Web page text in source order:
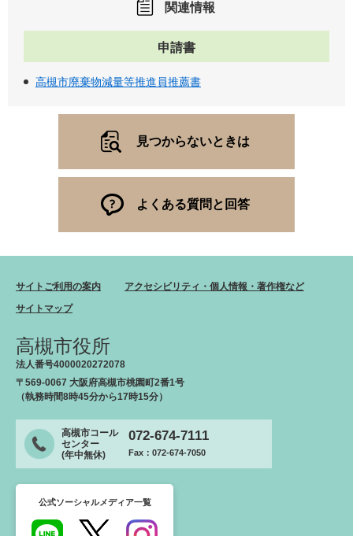
関連情報
申請書
高槻市廃棄物減量等推進員推薦書
見つからないときは
よくある質問と回答
サイトご利用の案内
アクセシビリティ・個人情報・著作権など
サイトマップ
高槻市役所
法人番号4000020272078
〒569-0067 大阪府高槻市桃園町2番1号
（執務時間8時45分から17時15分）
高槻市コール
センター
(年中無休)
072-674-7111
Fax：072-674-7050
公式ソーシャルメディア一覧